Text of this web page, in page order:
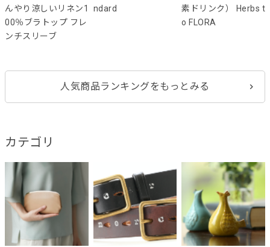
んやり涼しいリネン1
00％ブラトップ フレ
ンチスリーブ
ndard
素ドリンク） Herbs t
o FLORA
人気商品ランキングをもっとみる
カテゴリ